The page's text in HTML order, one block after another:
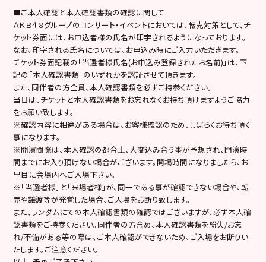
■ご本人確認と本人確認書類の確認に関して
ＡＫＢ４８グループのコンサート・イベントにおいては、転売対策として、チ
ケット券面には、お申込者様の氏名が印字されるようになっております。
なお、印字される氏名については、お申込み時にご入力いただきます。
チケット券面記載の「当選者様氏名(お申込み登録されたお名前)」は、下
記の「本人確認書類」のいずれかを認証させて頂きます。
また、同伴者の方全員、本人確認書類を必ずご持参ください。
当日は、チケットと本人確認書類をお忘れなくお持ち頂けますようご協力
をお願い致します。
※確認内容に相違がある場合は、お客様確認のため、しばらくお待ち頂く
事になります。
※開演間際は、本人確認の都合上、大変込み合う事が予想され、開演時
間までにお入り頂けない場合がございます。開場時間になりましたら、お
早目に会場内へご入場下さい。
※「当選者様」と「来場者様」が、同一である事が確認できない場合や、転
売や譲渡等が発覚した場合、ご入場をお断り致します。
また、ランダムにての本人確認書類の確認ではございますが、必ず本人確
認書類をご持参ください。同伴者の方含め、本人確認書類を紛失/お忘
れ/不備がある等の際は、ご本人確認ができないため、ご入場をお断りい
たします。ご注意ください。